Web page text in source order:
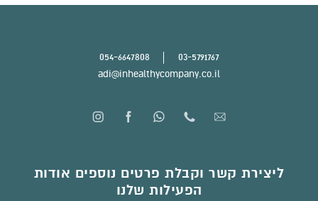
03-5791767
054-6647808
adi@inhealthycompany.co.il
ליצירת קשר וקבלת פרטים נוספים אודות
הפעילות שלנו